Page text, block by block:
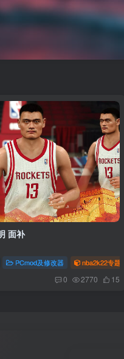
面补
PCmod及修改器 nba2k22专题
0 2770 15